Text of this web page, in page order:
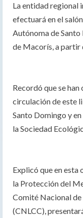
La entidad regional
efectuará en el
Autónoma de Santo
de Macorís, a partir
Recordó que se
circulación de este
Santo Domingo y
la Sociedad
Explicó que en
la Protección del
Comité Nacional
(CNLCC),